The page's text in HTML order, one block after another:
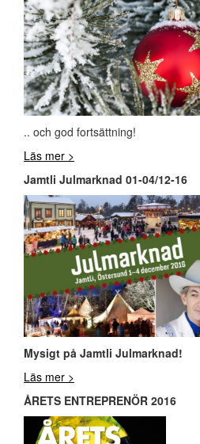
.. och god fortsättning!
Läs mer >
Jamtli Julmarknad 01-04/12-16
Mysigt på Jamtli Julmarknad!
Läs mer >
ÅRETS ENTREPRENÖR 2016